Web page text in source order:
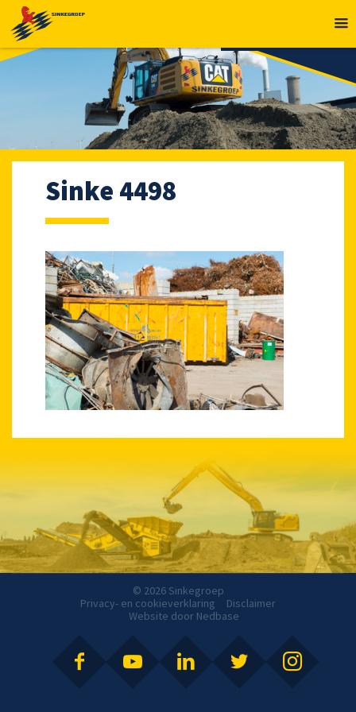
Sinke 4498
© 2026 Sinkegroep
Privacy- en cookieverklaring
Disclaimer
Website door Nedbase